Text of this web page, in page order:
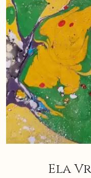
Ela